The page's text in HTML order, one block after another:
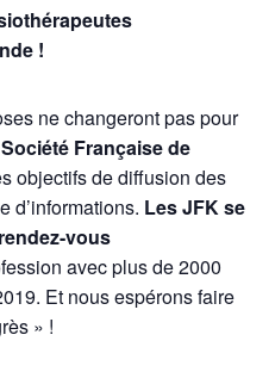
!
ne changeront pas pour
Française de
objectifs de diffusion des
d’informations. Les JFK se
vous
avec plus de 2000
Et nous espérons faire
» !